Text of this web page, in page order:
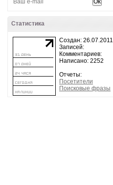
Статистика
Создан: 26.07.2011
Записей:
Комментариев:
Написано: 2252
Отчеты:
Посетители
Поисковые фразы